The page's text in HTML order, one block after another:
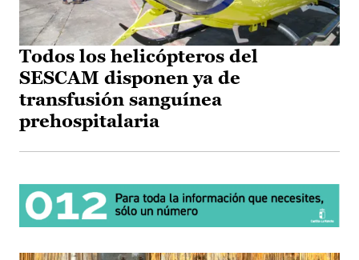
Todos los helicópteros del
SESCAM disponen ya de
transfusión sanguínea
prehospitalaria